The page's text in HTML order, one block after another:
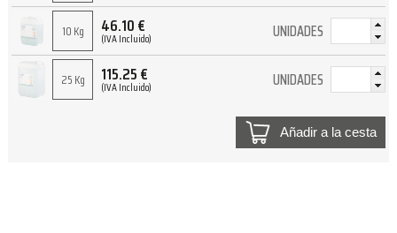
10 Kg 46.10€
(IVA Incluido) UNIDADES
25 Kg 115.25€
(IVA Incluido) UNIDADES
Añadir a la cesta